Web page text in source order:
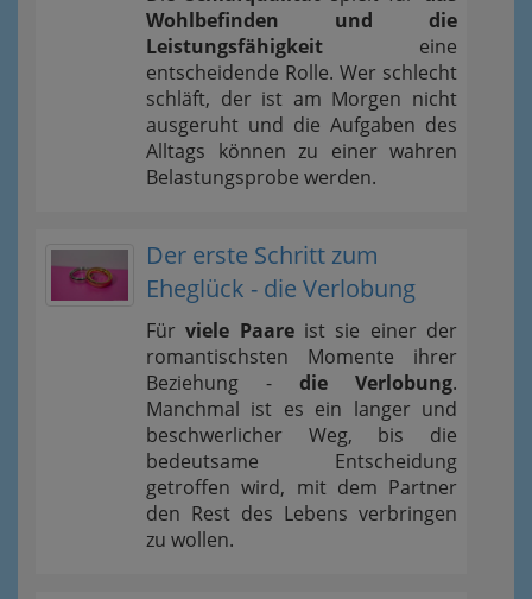
Wohlbefinden und die
Leistungsfähigkeit eine
entscheidende Rolle. Wer schlecht
schläft, der ist am Morgen nicht
ausgeruht und die Aufgaben des
Alltags können zu einer wahren
Belastungsprobe werden.
Der erste Schritt zum
Eheglück - die Verlobung
Fürviele Paareist sie einer der
romantischsten Momente ihrer
Beziehung - die Verlobung.
Manchmal ist es ein langer und
beschwerlicher Weg, bis die
bedeutsame Entscheidung
getroffen wird, mit dem Partner
den Rest des Lebens verbringen
zu wollen.